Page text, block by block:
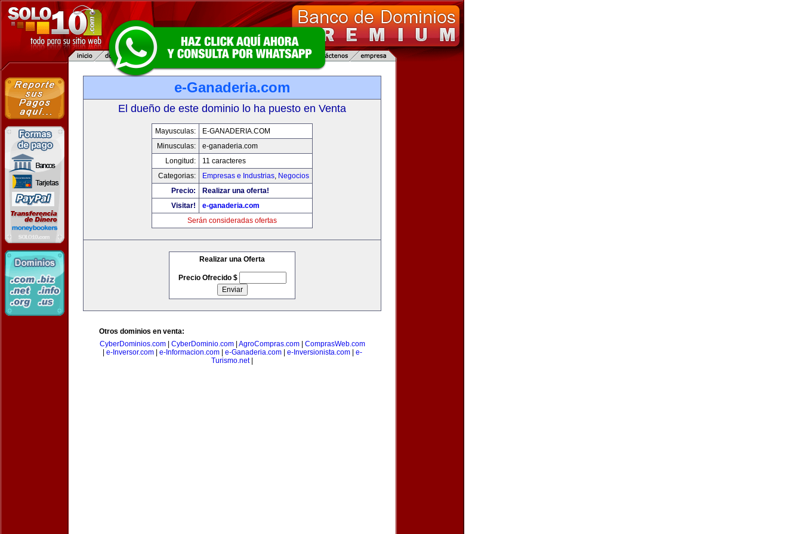
e-Ganaderia.com
El dueño de este dominio lo ha puesto en Venta
Mayusculas:
E-GANADERIA.COM
Minusculas:
e-ganaderia.com
Longitud:
11 caracteres
Categorias:
Empresas e Industrias, Negocios
Precio:
Realizar una oferta!
Visitar!
e-ganaderia.com
Serán consideradas ofertas
Realizar una Oferta
Precio Ofrecido $
Otros dominios en venta:
CyberDominios.com| CyberDominio.com| AgroCompras.com| ComprasWeb.com
e-Inversor.com| e-Informacion.com| e-Ganaderia.com| e-Inversionista.com| e-
Turismo.net|